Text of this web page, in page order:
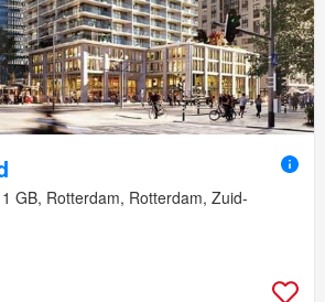
GB, Rotterdam, Rotterdam, Zuid-